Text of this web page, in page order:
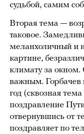
судьбой, самим
Вторая тема —
таковое.
меланхоличный и
картине,
климату за окном.
важным. Горбачев
год (сквозная
поздравление
отвернувшись от
поздравляет по